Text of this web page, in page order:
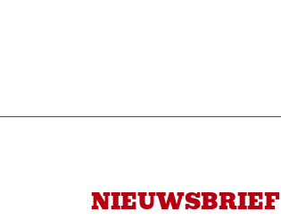
NIEUWSBRIEF